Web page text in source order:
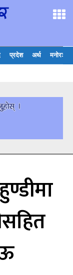
प्रदेश अर्थ मनोरञ्जन